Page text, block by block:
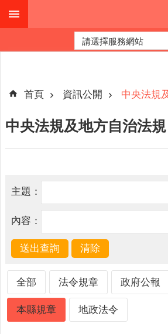
跳到主要內容區塊
階
公
布
關
於
們
統
便
首頁 資訊公開 中央法規
中央法規及地方自治法規
主題：
內容：
全部 法令規章 政府公報
本縣規章 地政法令